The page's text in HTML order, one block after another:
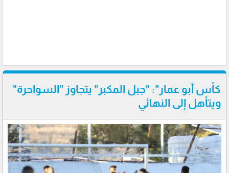
كأس أبو عمار": "جبل المكبر" يتجاوز "السواحرة"
ويتأهل إلى النهائي